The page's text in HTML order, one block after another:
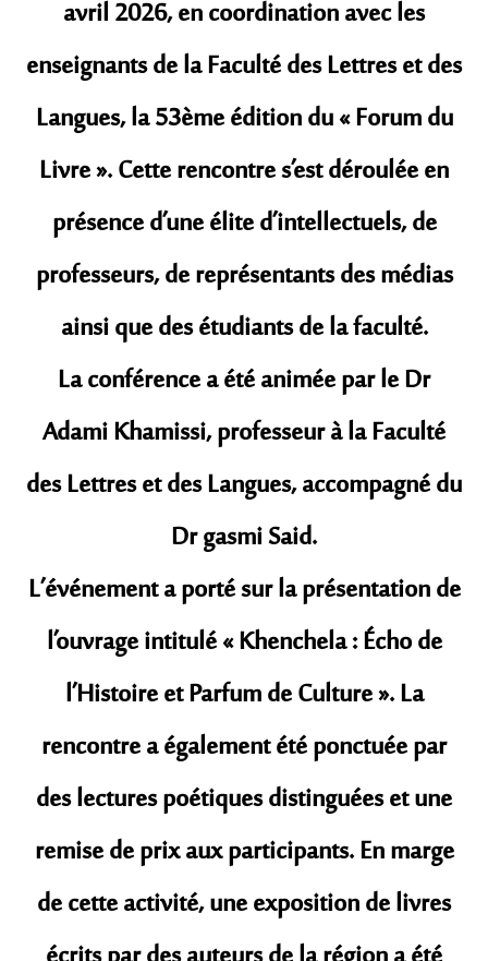
avril 2026, en coordination avec les
enseignants de la Faculté des Lettres et des
Langues, la 53ème édition du « Forum du
Livre ». Cette rencontre s’est déroulée en
présence d’une élite d’intellectuels, de
professeurs, de représentants des médias
ainsi que des étudiants de la faculté.
​La conférence a été animée par le Dr
Adami Khamissi, professeur à la Faculté
des Lettres et des Langues, accompagné du
Dr gasmi Said.
​L’événement a porté sur la présentation de
l’ouvrage intitulé « Khenchela : Écho de
l’Histoire et Parfum de Culture ». La
rencontre a également été ponctuée par
des lectures poétiques distinguées et une
remise de prix aux participants. En marge
de cette activité, une exposition de livres